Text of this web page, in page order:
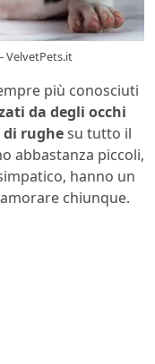
VelvetPets.it
più conosciuti
da degli occhi
di rughesu tutto il
abbastanza piccoli,
hanno un
chiunque.